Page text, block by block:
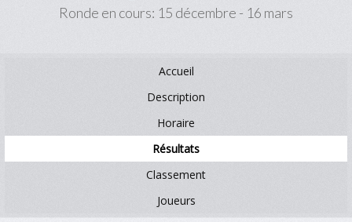
Ronde en cours: 15 décembre - 16 mars
Accueil
Description
Horaire
Résultats
Classement
Joueurs